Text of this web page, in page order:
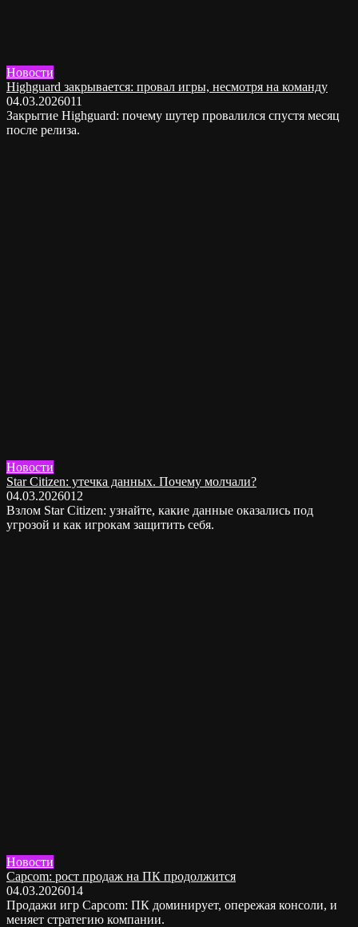
Новости
Highguard закрывается: провал игры, несмотря на команду
04.03.2026011
Закрытие Highguard: почему шутер провалился спустя месяц
после релиза.
Новости
Star Citizen: утечка данных. Почему молчали?
04.03.2026012
Взлом Star Citizen: узнайте, какие данные оказались под
угрозой и как игрокам защитить себя.
Новости
Capcom: рост продаж на ПК продолжится
04.03.2026014
Продажи игр Capcom: ПК доминирует, опережая консоли, и
меняет стратегию компании.